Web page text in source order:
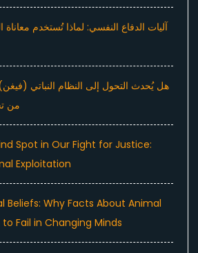
آليات الدفاع النفسي: لماذا تُستخدم
هل يُحدث التحول إلى النظام النباتي
من
Spot in Our Fight for Justice:
Exploitation
Beliefs: Why Facts About Animal
Fail in Changing Minds